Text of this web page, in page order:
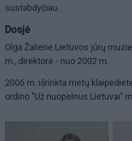
sustabdyčiau.
Dosjė
Olga Žalienė Lietuvos jūrų
m., direktorė - nuo 2002 m.
2006 m. išrinkta metų
ordino "Už nuopelnus Lietuvai"